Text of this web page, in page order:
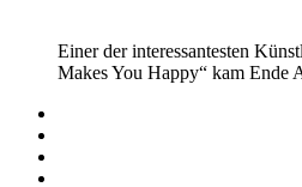
Einer der interessantesten
Makes You Happy“ kam Ende